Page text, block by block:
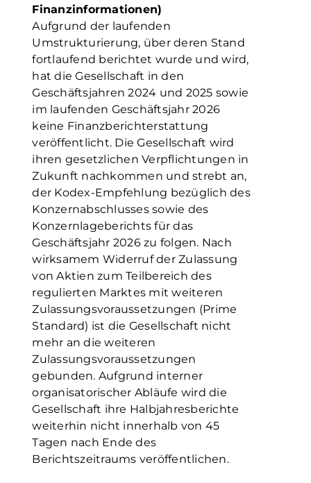
Finanzinformationen)
Aufgrund der laufenden
Umstrukturierung, über deren Stand
fortlaufend berichtet wurde und wird,
hat die Gesellschaft in den
Geschäftsjahren 2024 und 2025 sowie
im laufenden Geschäftsjahr 2026
keine Finanzberichterstattung
veröffentlicht. Die Gesellschaft wird
ihren gesetzlichen Verpflichtungen in
Zukunft nachkommen und strebt an,
der Kodex-Empfehlung bezüglich des
Konzernabschlusses sowie des
Konzernlageberichts für das
Geschäftsjahr 2026 zu folgen. Nach
wirksamem Widerruf der Zulassung
von Aktien zum Teilbereich des
regulierten Marktes mit weiteren
Zulassungsvoraussetzungen (Prime
Standard) ist die Gesellschaft nicht
mehr an die weiteren
Zulassungsvoraussetzungen
gebunden. Aufgrund interner
organisatorischer Abläufe wird die
Gesellschaft ihre Halbjahresberichte
weiterhin nicht innerhalb von 45
Tagen nach Ende des
Berichtszeitraums veröffentlichen.